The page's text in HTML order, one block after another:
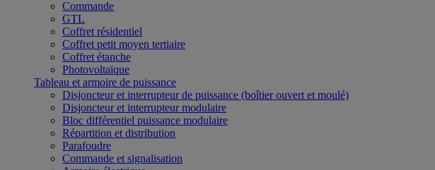
Commande
GTL
Coffret résidentiel
Coffret petit moyen tertiaire
Coffret étanche
Photovoltaïque
Tableau et armoire de puissance
Disjoncteur et interrupteur de puissance (boîtier ouvert et moulé)
Disjoncteur et interrupteur modulaire
Bloc différentiel puissance modulaire
Répartition et distribution
Parafoudre
Commande et signalisation